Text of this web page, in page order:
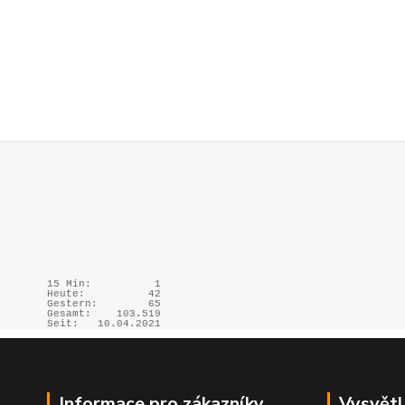
15 Min:
1
Heute:
42
Gestern:
65
Gesamt:
103.519
Seit:
10.04.2021